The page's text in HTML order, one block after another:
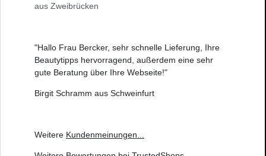
aus Zweibrücken
"Hallo Frau Bercker, sehr schnelle Lieferung, Ihre
Beautytipps hervorragend, außerdem eine sehr
gute Beratung über Ihre Webseite!"
Birgit Schramm aus Schweinfurt
Weitere Kundenmeinungen